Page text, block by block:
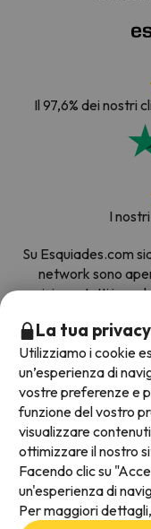
Il 97,6% dei nostri
I
Su Esquiades.com
network sono
opinione, tutti i
Prenota con
prenotato la loro
Metodi di pagamento
La tua
Utilizziamo i cookie
un’esperienza di
vostre preferenze e
funzione del vostro
visualizzare
ottimizzare il nostro
Facendo clic su
un'esperienza di
Per maggiori